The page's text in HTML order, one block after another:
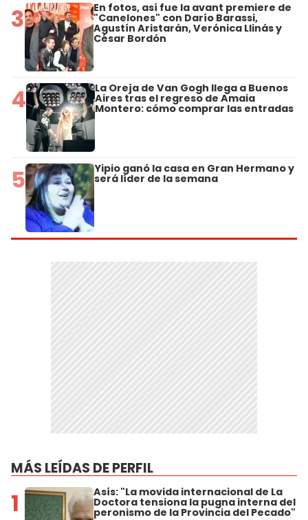
3 En fotos, así fue la avant premiere de
"Canelones" con Darío Barassi,
Agustín Aristarán, Verónica Llinás y
César Bordón
4 La Oreja de Van Gogh llega a Buenos
Aires tras el regreso de Amaia
Montero: cómo comprar las entradas
5 Yipio ganó la casa en Gran Hermano y
será líder de la semana
MÁS LEÍDAS DE PERFIL
1 Asís: "La movida internacional de La
Doctora tensiona la pugna interna del
peronismo de la Provincia del Pecado"